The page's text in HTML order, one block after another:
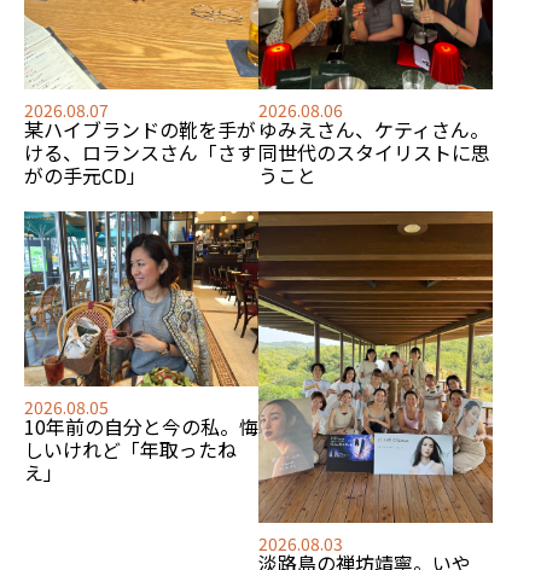
2026.08.07
某ハイブランドの靴を手が
ける、 ロランスさん「さす
がの手元CD」
2026.08.06
ゆみえさん、ケティさん。
同世代のスタイリストに思
うこと
2026.08.05
10年前の自分と今の私。悔
しいけれど「年取ったね
え」
2026.08.03
淡路島の禅坊靖寧。いや